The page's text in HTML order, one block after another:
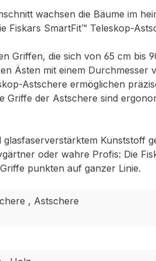
wachsen die Bäume im
Fiskars SmartFit™ Teleskop-
Griffen, die sich von 65 cm bis
Ästen mit einem
Astschere ermöglichen
Griffe der Astschere sind
glasfaserverstärktem Kunststoff
oder wahre Profis: Die
punkten auf ganzer Linie.
, Astschere